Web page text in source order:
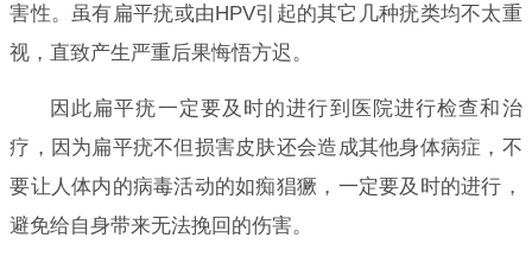
害性。虽有扁平疣或由HPV引起的其它几种疣类均不太重
视，直致产生严重后果悔悟方迟。
因此扁平疣一定要及时的进行到医院进行检查和治
疗，因为扁平疣不但损害皮肤还会造成其他身体病症，不
要让人体内的病毒活动的如痴猖獗，一定要及时的进行，
避免给自身带来无法挽回的伤害。